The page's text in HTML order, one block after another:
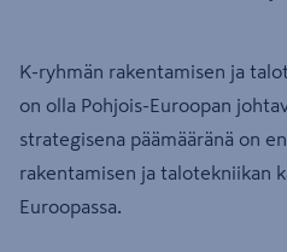
K-ryhmän rakentamisen ja
on olla Pohjois-Euroopan
strategisena päämääränä on
rakentamisen ja talotekniikan
Euroopassa.